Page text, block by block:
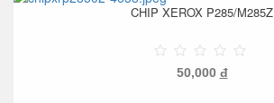
CHIP XEROX P285/M285Z
50,000 đ